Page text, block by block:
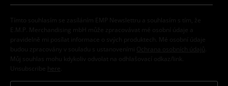
Tímto souhlasím se zasíláním EMP Newslettru a souhlasím s tím, že
E.M.P. Merchandising mbH může zpracovávat mé osobní údaje a
pravidelně mi posílat informace o svých produktech. Mé osobní údaje
budou zpracovány v souladu s ustanoveními
Ochrana osobních údajů
Můj souhlas mohu kdykoliv odvolat na odhlašovací odkaz/link.
Unsubscribe here